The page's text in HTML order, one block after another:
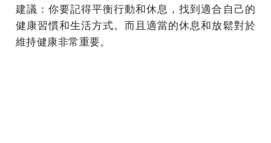
建議：你要記得平衡行動和休息，找到適合自己的
健康習慣和生活方式。而且適當的休息和放鬆對於
維持健康非常重要。